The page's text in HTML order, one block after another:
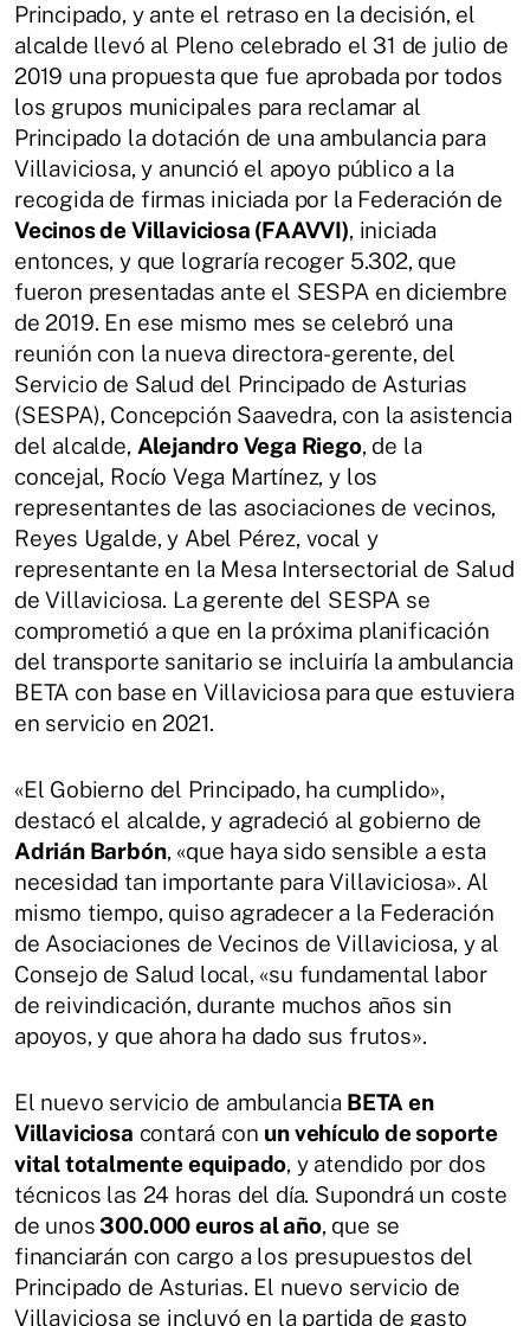
Principado, y ante el retraso en la decisión, el
alcalde llevó al Pleno celebrado el 31 de julio de
2019 una propuesta que fue aprobada por todos
los grupos municipales para reclamar al
Principado la dotación de una ambulancia para
Villaviciosa, y anunció el apoyo público a la
recogida de firmas iniciada por la Federación de
Vecinos de Villaviciosa (FAAVVI), iniciada
entonces, y que lograría recoger 5.302, que
fueron presentadas ante el SESPA en diciembre
de 2019. En ese mismo mes se celebró una
reunión con la nueva directora-gerente, del
Servicio de Salud del Principado de Asturias
(SESPA), Concepción Saavedra, con la asistencia
del alcalde, Alejandro Vega Riego, de la
concejal, Rocío Vega Martínez, y los
representantes de las asociaciones de vecinos,
Reyes Ugalde, y Abel Pérez, vocal y
representante en la Mesa Intersectorial de Salud
de Villaviciosa. La gerente del SESPA se
comprometió a que en la próxima planificación
del transporte sanitario se incluiría la ambulancia
BETA con base en Villaviciosa para que estuviera
en servicio en 2021.
«El Gobierno del Principado, ha cumplido»,
destacó el alcalde, y agradeció al gobierno de
Adrián Barbón, «que haya sido sensible a esta
necesidad tan importante para Villaviciosa». Al
mismo tiempo, quiso agradecer a la Federación
de Asociaciones de Vecinos de Villaviciosa, y al
Consejo de Salud local, «su fundamental labor
de reivindicación, durante muchos años sin
apoyos, y que ahora ha dado sus frutos».
El nuevo servicio de ambulancia BETA en
Villaviciosa contará con un vehículo de soporte
vital totalmente equipado, y atendido por dos
técnicos las 24 horas del día. Supondrá un coste
de unos 300.000 euros al año, que se
financiarán con cargo a los presupuestos del
Principado de Asturias. El nuevo servicio de
Villaviciosa se incluyó en la partida de gasto